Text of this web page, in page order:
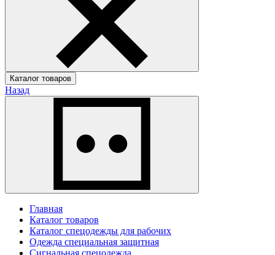
Каталог товаров
Назад
Главная
Каталог товаров
Каталог спецодежды для рабочих
Одежда специальная защитная
Сигнальная спецодежда